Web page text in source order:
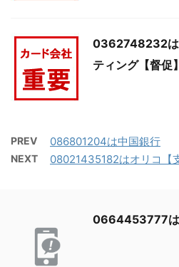
0362748232は
ティング【督促】
PREV 086801204は中国銀行
NEXT 08021435182はオリコ【
0664453777は